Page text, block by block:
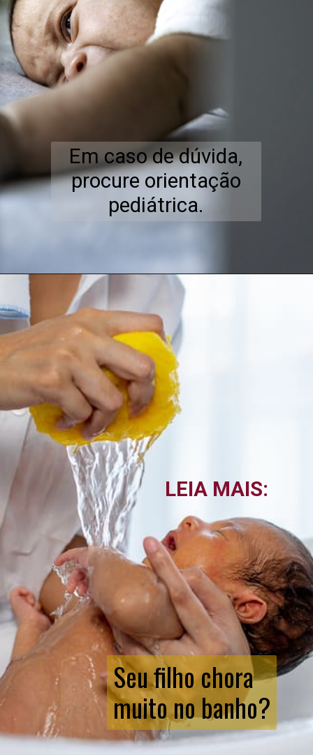
Em caso de dúvida,
procure orientação
pediátrica.
LEIA MAIS:
Seu filho chora
muito no banho?